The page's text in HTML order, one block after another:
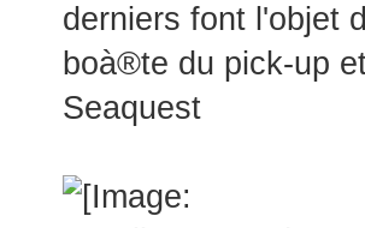
derniers font l'objet
boà®te du pick-up
Seaquest